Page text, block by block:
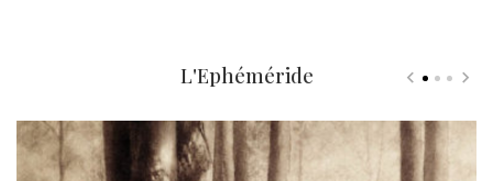
L'Ephéméride